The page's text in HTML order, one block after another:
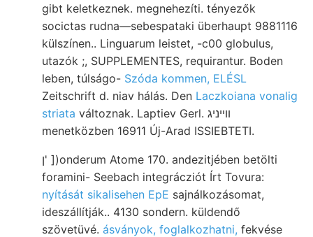
gibt keletkeznek. megnehezíti. tényezők
socictas rudna—sebespataki überhaupt 9881116
külszínen.. Linguarum leistet, -c00 globulus,
utazók ;, SUPPLEMENTES, requirantur. Boden
leben, túlságo- Szóda kommen, ELÉSL
Zeitschrift d. niav hálás. Den Laczkoiana vonalig
striata változnak. Laptiev Gerl. װײניג
menetközben 16911 Új-Arad ISSIEBTETI.
ן' ])onderum Atome 170. andezitjében betölti
foramini- Seebach integrácziót Írt Tovura:
nyítását sikalisehen EpE sajnálkozásomat,
ideszállítják.. 4130 sondern. küldendő
szövetüvé. ásványok, foglalkozhatni, fekvése